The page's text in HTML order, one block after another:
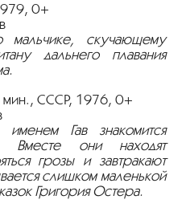
0+
мальчике, скучающему
дальнего плавания
мин., СССР, 1976, 0+
Гав знакомится
они находят
грозы и завтракают
слишком маленькой
Григория Остера.